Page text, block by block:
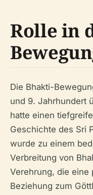
Rolle in
Die Bhakti-
und 9. Jahrhundert
hatte einen
Geschichte des Sri
wurde zu einem
Verbreitung von
Verehrung, die eine
Beziehung zum